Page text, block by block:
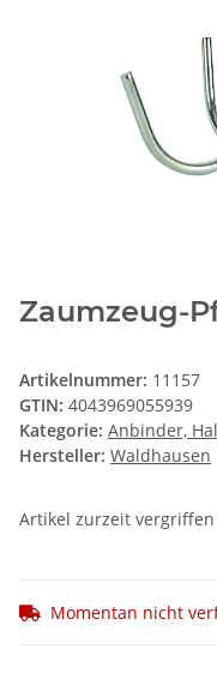
Zaumzeug-
Artikelnummer: 11157
GTIN: 4043969055939
Kategorie: Anbinder,
Hersteller: Waldhausen
Artikel zurzeit vergriffen
Momentan nicht